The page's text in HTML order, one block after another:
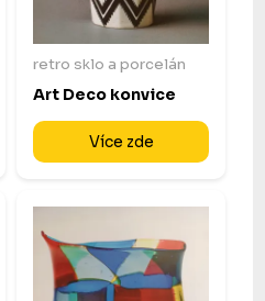
retro sklo a porcelán
Art Deco konvice
Více zde